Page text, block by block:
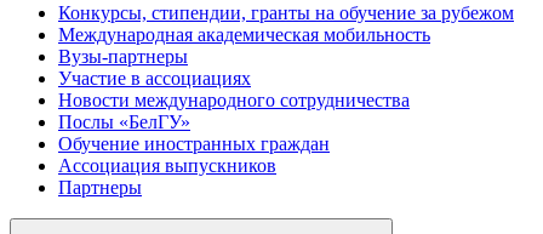
Конкурсы, стипендии, гранты на обучение за рубежом
Международная академическая мобильность
Вузы-партнеры
Участие в ассоциациях
Новости международного сотрудничества
Послы «БелГУ»
Обучение иностранных граждан
Ассоциация выпускников
Партнеры